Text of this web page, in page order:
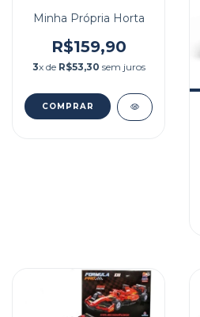
Minha Própria Horta
R$159,90
3x de R$53,30 sem juros